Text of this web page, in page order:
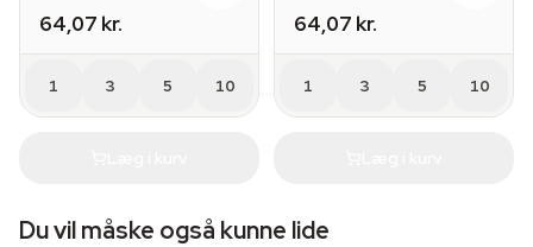
64,07 kr.
1 3 5 10
64,07 kr.
1 3 5 10
Du vil måske også kunne lide